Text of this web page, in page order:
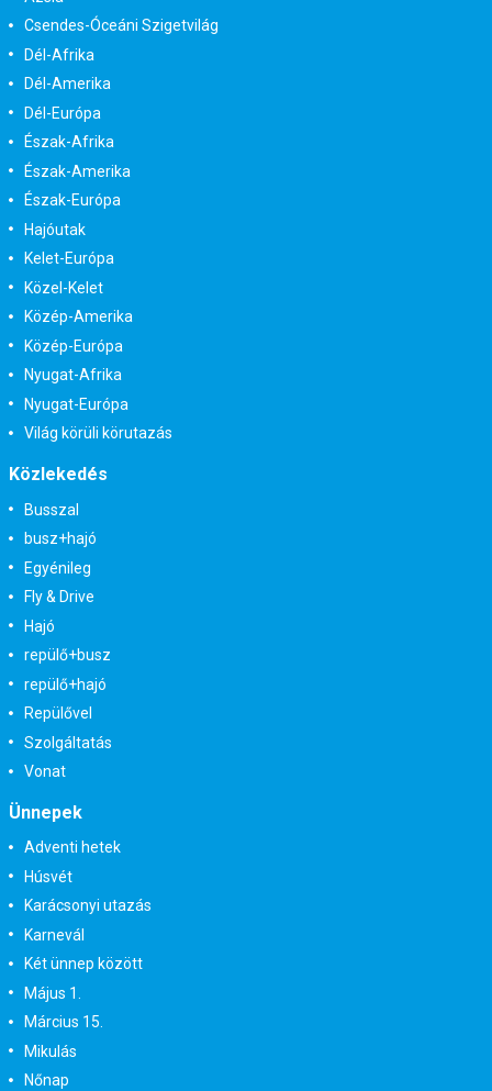
Csendes-Óceáni Szigetvilág
Dél-Afrika
Dél-Amerika
Dél-Európa
Észak-Afrika
Észak-Amerika
Észak-Európa
Hajóutak
Kelet-Európa
Közel-Kelet
Közép-Amerika
Közép-Európa
Nyugat-Afrika
Nyugat-Európa
Világ körüli körutazás
Közlekedés
Busszal
busz+hajó
Egyénileg
Fly & Drive
Hajó
repülő+busz
repülő+hajó
Repülővel
Szolgáltatás
Vonat
Ünnepek
Adventi hetek
Húsvét
Karácsonyi utazás
Karnevál
Két ünnep között
Május 1.
Március 15.
Mikulás
Nőnap